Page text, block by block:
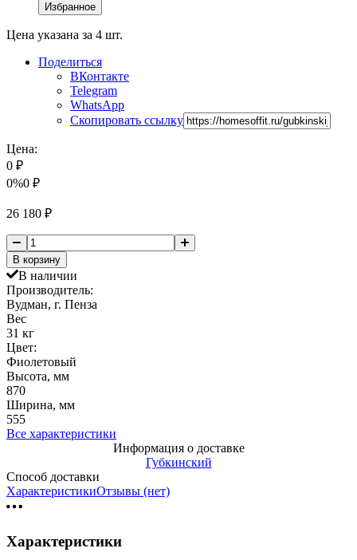
Избранное
Цена указана за 4 шт.
Поделиться
ВКонтакте
Telegram
WhatsApp
Скопировать ссылку
Цена:
0 ₽
0%0 ₽
26 180 ₽
В корзину
В наличии
Производитель:
Вудман, г. Пенза
Вес
31 кг
Цвет:
Фиолетовый
Высота, мм
870
Ширина, мм
555
Все характеристики
Информация о доставке
Губкинский
Способ доставки
ХарактеристикиОтзывы (нет)
Характеристики